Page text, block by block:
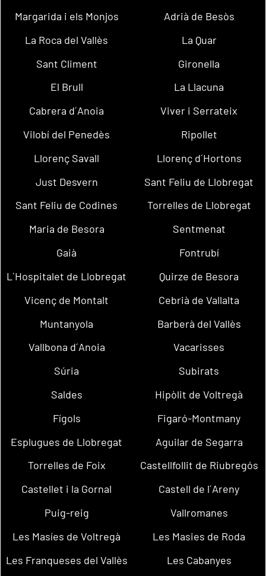
Margarida i els Monjos
Adrià de Besòs
La Roca del Vallès
La Quar
Sant Climent
Gironella
El Brull
La Llacuna
Cabrera d´Anoia
Viver i Serrateix
Vilobí del Penedès
Ripollet
Llorenç Savall
Llorenç d´Hortons
Just Desvern
Sant Feliu de Llobregat
Sant Feliu de Codines
Torrelles de Llobregat
Maria de Besora
Sentmenat
Gaià
Fontrubí
L´Hospitalet de Llobregat
Quirze de Besora
Vicenç de Montalt
Cebrià de Vallalta
Muntanyola
Barberà del Vallès
Vallbona d´Anoia
Vacarisses
Súria
Subirats
Saldes
Hipòlit de Voltregà
Fígols
Figaró-Montmany
Esplugues de Llobregat
Aguilar de Segarra
Torrelles de Foix
Castellfollit de Riubregós
Castellet i la Gornal
Castell de l´Areny
Puig-reig
Vallromanes
Les Masíes de Voltregà
Les Masies de Roda
Les Franqueses del Vallès
Les Cabanyes